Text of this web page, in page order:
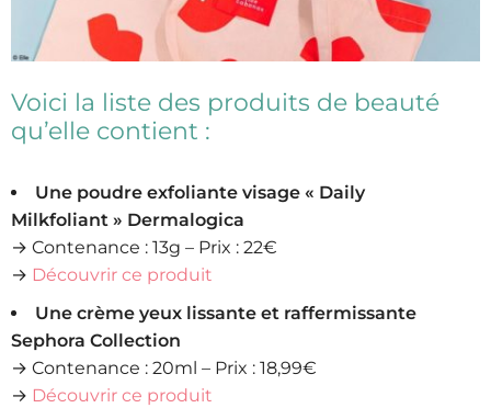
Voici la liste des produits de beauté
qu’elle contient :
Une poudre exfoliante visage « Daily
Milkfoliant » Dermalogica
→ Contenance : 13g – Prix : 22€
→ Découvrir ce produit
Une crème yeux lissante et raffermissante
Sephora Collection
→ Contenance : 20ml – Prix : 18,99€
→ Découvrir ce produit